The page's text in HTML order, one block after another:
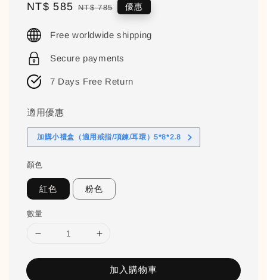
Sale
NT$ 585 Regular
NT$ 785 優惠
Free worldwide shipping
Secure payments
7 Days Free Return
適用優惠
加購小禮盒（適用戒指/項鍊/耳環）5*8*2.8
顏色
紅色 粉色
數量
加入購物車